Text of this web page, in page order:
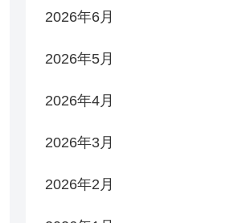
2026年6月
2026年5月
2026年4月
2026年3月
2026年2月